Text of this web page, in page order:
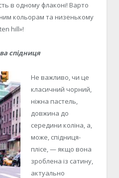
в одному флаконі! Варто
кольорам та низенькому
hill»!
спідниця
Не важливо, чи це
класичний чорний,
ніжна пастель,
довжина до
середини коліна, а,
може, спідниця-
плісе, — якщо вона
зроблена із сатину,
актуально